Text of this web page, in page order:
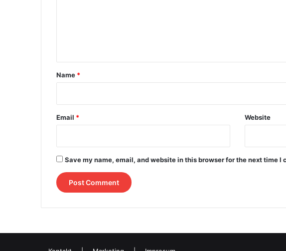
*
Name *
Email * Website
Save my name, email, and website in this browser for the next time I